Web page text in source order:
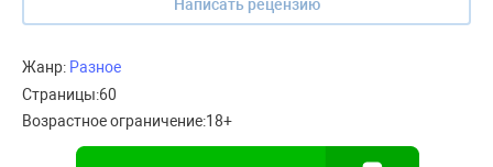
Написать рецензию
Жанр: Разное
Страницы:60
Возрастное ограничение:18+